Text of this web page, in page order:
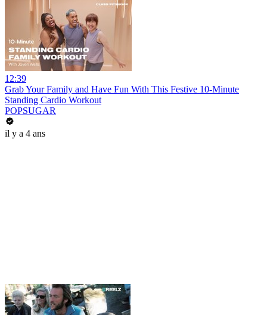
12:39
Grab Your Family and Have Fun With This Festive 10-Minute
Standing Cardio Workout
POPSUGAR
il y a 4 ans